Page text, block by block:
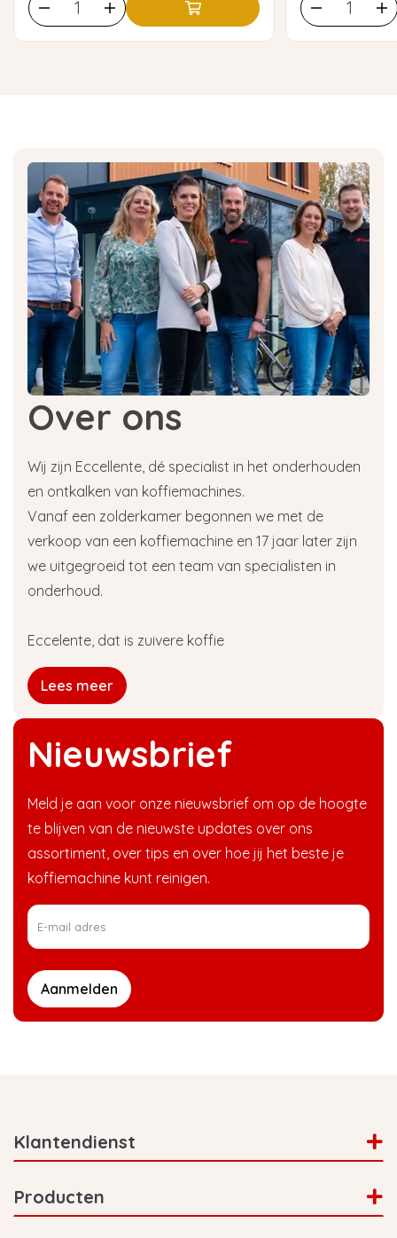
Nieuwsbrief
Meld je aan voor onze nieuwsbrief om op de hoogte
te blijven van de nieuwste updates over ons
assortiment, over tips en over hoe jij het beste je
koffiemachine kunt reinigen.
Aanmelden
Over ons
Wij zijn Eccellente, dé specialist in het onderhouden
en ontkalken van koffiemachines.
Vanaf een zolderkamer begonnen we met de
verkoop van een koffiemachine en 17 jaar later zijn
we uitgegroeid tot een team van specialisten in
onderhoud.
Eccelente, dat is zuivere koffie
Lees meer
Klantendienst
Producten